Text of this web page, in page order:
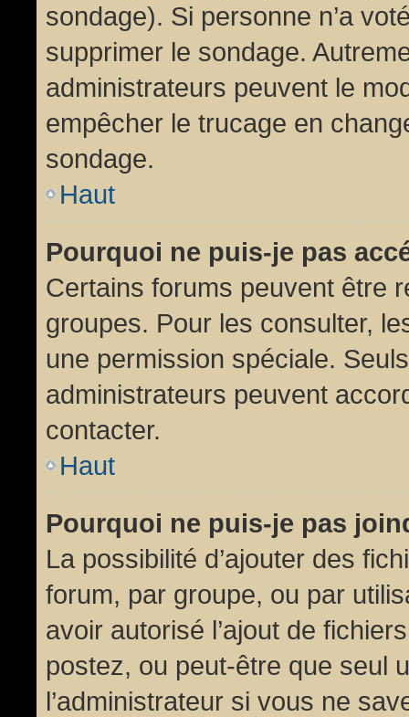
sondage). Si personne n’a
supprimer le sondage.
administrateurs peuvent le
empêcher le trucage en
sondage.
Haut
Pourquoi ne puis-je pas
Certains forums peuvent être
groupes. Pour les consulter,
une permission spéciale.
administrateurs peuvent
contacter.
Haut
Pourquoi ne puis-je pas
La possibilité d’ajouter des
forum, par groupe, ou par
avoir autorisé l’ajout de
postez, ou peut-être que seul
l’administrateur si vous ne